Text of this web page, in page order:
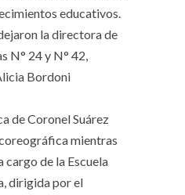
educativos.
la directora de
N° 24 y N° 42,
Bordoni
de Coronel Suárez
mientras
cargo de la Escuela
dirigida por el